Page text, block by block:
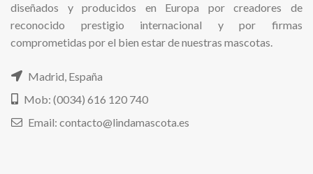
diseñados y producidos en Europa por creadores de
reconocido prestigio internacional y por firmas
comprometidas por el bien estar de nuestras mascotas.
Madrid, España
Mob: (0034) 616 120 740
Email: contacto@lindamascota.es